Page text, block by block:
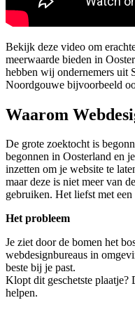
Bekijk deze video om
meerwaarde bieden in
hebben wij ondernemers uit
Noordgouwe bijvoorbeeld
Waarom
De grote zoektocht is
begonnen in Oosterland en
inzetten om je website te
maar deze is niet meer van
gebruiken. Het liefst met
Het probleem
Je ziet door de bomen het
webdesignbureaus in
beste bij je past.
Klopt dit geschetste plaatje?
helpen.